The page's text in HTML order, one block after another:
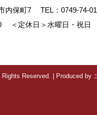
内保町7 TEL： 0749-74-
＜定休日＞水曜日・祝日
Reserved. Produced by